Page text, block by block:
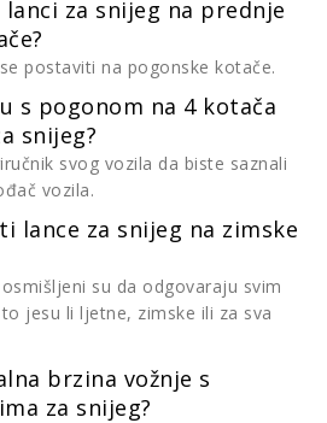
za snijeg na prednje
postaviti na pogonske kotače.
s pogonom na 4 kotača
snijeg?
svog vozila da biste saznali
vozila.
lance za snijeg na zimske
su da odgovaraju svim
jesu li ljetne, zimske ili za sva
brzina vožnje s
za snijeg?